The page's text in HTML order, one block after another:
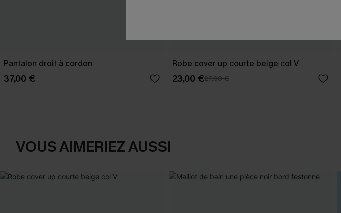
Pantalon droit à cordon
37,00 €
Robe cover up courte beige col V
23,00 €27,00 €
VOUS AIMERIEZ AUSSI